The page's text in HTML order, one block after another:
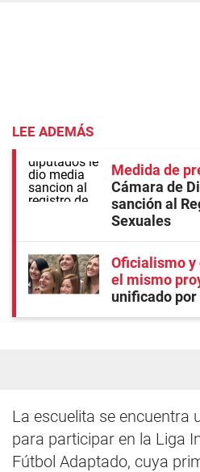
LEE ADEMÁS
Medida de
Cámara de
sanción al
Sexuales
Oficialismo y
el mismo
unificado por
La escuelita se encuentra
para participar en la Liga
Fútbol Adaptado, cuya